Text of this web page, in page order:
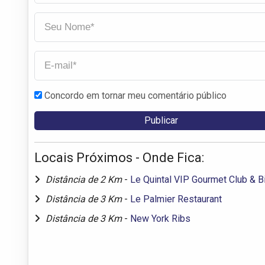
Concordo em tornar meu comentário público
Locais Próximos - Onde Fica:
Distância de 2 Km - Le Quintal VIP Gourmet Club &
Distância de 3 Km - Le Palmier Restaurant
Distância de 3 Km - New York Ribs